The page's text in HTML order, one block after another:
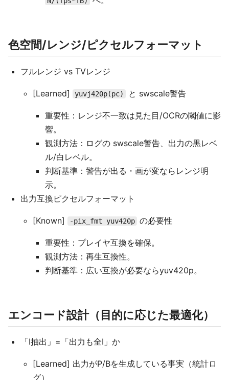
色空間/レンジ/ピクセルフォーマット
フルレンジ vs TVレンジ
[Learned] yuvj420p(pc) と swscale警告
重要性：レンジ不一致は見た目/OCRの閾値に影
響。
観測方法：ログの swscale警告、出力の黒レベ
ル/白レベル。
判断基準：警告が出る・画が変ならレンジ明
示。
出力互換ピクセルフォーマット
[Known] -pix_fmt yuv420p の必要性
重要性：プレイヤ互換を確保。
観測方法：再生互換性。
判断基準：広い互換が必要ならyuv420p。
エンコード設計（目的に応じた最適化）
「I抽出」=「出力も全I」か
[Learned] 出力がP/Bを生成している事実（統計ロ
グ）